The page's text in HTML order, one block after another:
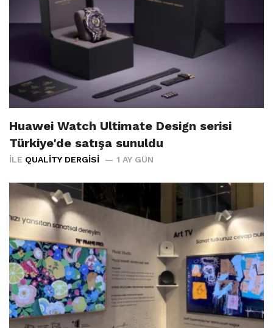
Huawei Watch Ultimate Design serisi
Türkiye'de satışa sunuldu
İLE QUALITY DERGISI 1 AY GÜN